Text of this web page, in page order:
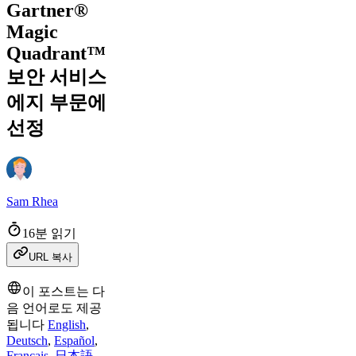
Gartner®
Magic
Quadrant™
보안 서비스
에지 부문에
선정
Sam Rhea
16분 읽기
URL 복사
이 포스트는 다
음 언어로도 제공
됩니다 English,
Deutsch, Español,